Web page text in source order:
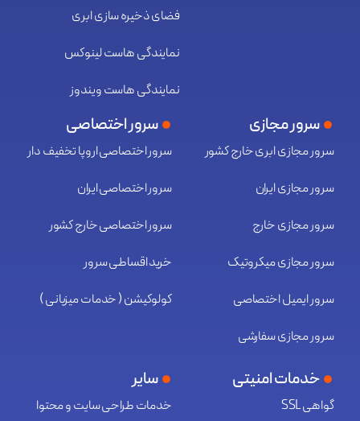
فضای ذخیره سازی ابری
نمایندگی هاست لینوکس
نمایندگی هاست ویندوز
سرور مجازی
سرور مجازی ابری خارج کشور
سرور مجازی ایران
سرور مجازی خارج
سرور مجازی میکروتیک
سرور ایمیل اختصاصی
سرور مجازی سفارشی
سرور اختصاصی
سرور اختصاصی اروپا تخفیف دار
سرور اختصاصی ایران
سرور اختصاصی خارج کشور
خرید اقساطی سرور
کولوکیشن ( خدمات میزبانی )
خدمات امنیتی
گواهی SSL
سایر
خدمات طراحی سایت و محتوا